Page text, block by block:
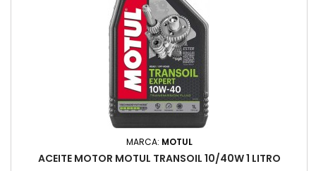
MARCA: MOTUL
ACEITE MOTOR MOTUL TRANSOIL 10/40W 1 LITRO